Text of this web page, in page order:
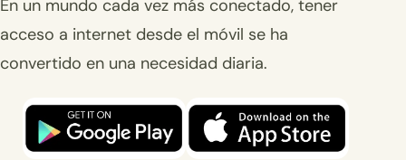
En un mundo cada vez más conectado, tener
acceso a internet desde el móvil se ha
convertido en una necesidad diaria.